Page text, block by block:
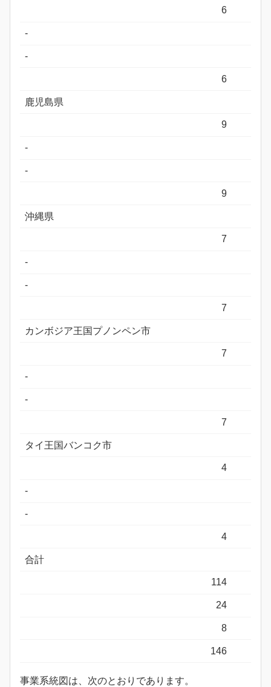
6
-
-
6
鹿児島県
9
-
-
9
沖縄県
7
-
-
7
カンボジア王国プノンペン市
7
-
-
7
タイ王国バンコク市
4
-
-
4
合計
114
24
8
146
事業系統図は、次のとおりであります。